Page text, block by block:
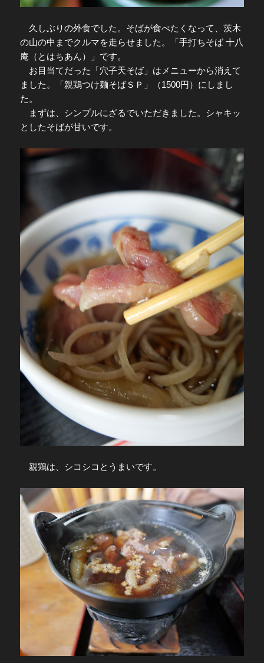
久しぶりの外食でした。そばが食べたくなって、茨木
の山の中までクルマを走らせました。「手打ちそば 十八
庵（とはちあん）」です。
お目当てだった「穴子天そば」はメニューから消えて
ました。「親鶏つけ麺そばＳＰ」（1500円）にしまし
た。
まずは、シンプルにざるでいただきました。シャキッ
としたそばが甘いです。
親鶏は、シコシコとうまいです。